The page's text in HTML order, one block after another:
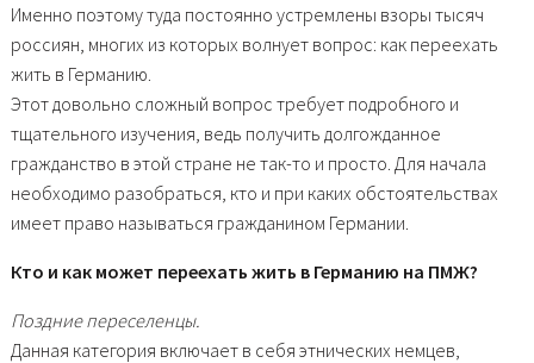
Именно поэтому туда постоянно устремлены взоры тысяч
россиян, многих из которых волнует вопрос: как переехать
жить в Германию.
Этот довольно сложный вопрос требует подробного и
тщательного изучения, ведь получить долгожданное
гражданство в этой стране не так-то и просто. Для начала
необходимо разобраться, кто и при каких обстоятельствах
имеет право называться гражданином Германии.
Кто и как может переехать жить в Германию на ПМЖ?
Поздние переселенцы.
Данная категория включает в себя этнических немцев,